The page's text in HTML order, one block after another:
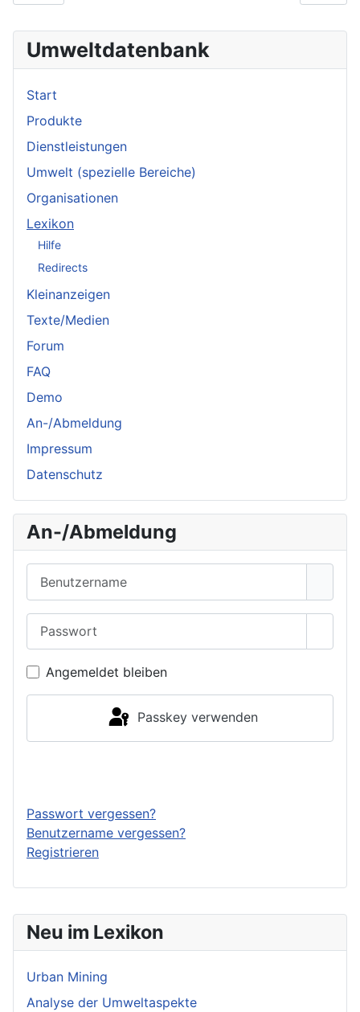
Neu im Lexikon
Urban Mining
Analyse der Umweltaspekte
Umweltdatenbank
Start
Produkte
Dienstleistungen
Umwelt (spezielle Bereiche)
Organisationen
Lexikon
Hilfe
Redirects
Kleinanzeigen
Texte/Medien
Forum
FAQ
Demo
An-/Abmeldung
Impressum
Datenschutz
An-/Abmeldung
Angemeldet bleiben
Passkey verwenden
Passwort vergessen?
Benutzername vergessen?
Registrieren